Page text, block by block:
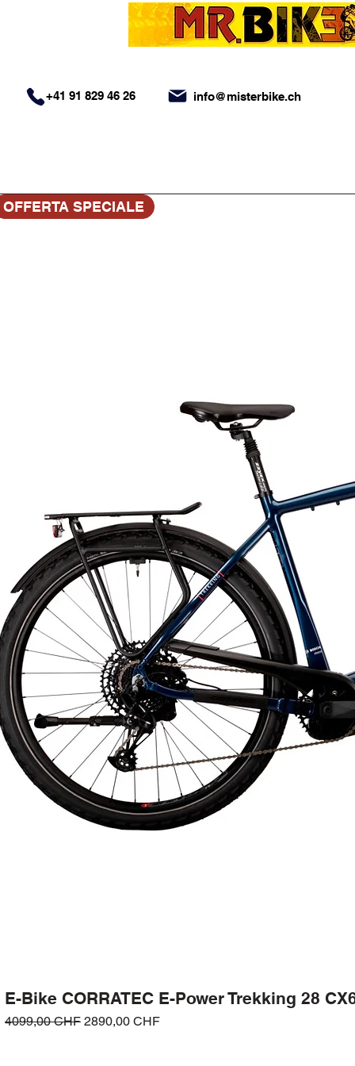
+41 91 829 46 26 info@misterbike.ch
OFFERTA SPECIALE
E-Bike CORRATEC E-Power Trekking 28
Prezzo regolare
4099,00 CHF Prezzo scontato
2890,00 CHF